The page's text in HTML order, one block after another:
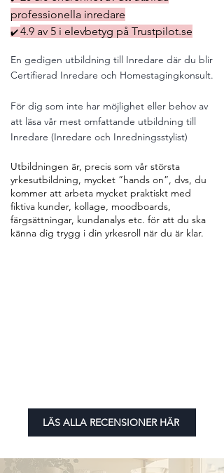
professionella inredare
✔️ 4.9 av 5 i elevbetyg på Trustpilot.se
En gedigen utbildning till Inredare där du blir
Certifierad Inredare och Homestagingkonsult.
För dig som inte har möjlighet eller behov av
att läsa vår mest omfattande utbildning till
Inredare (Inredare och Inredningsstylist)
Utbildningen är, precis som vår största
yrkesutbildning, mycket ”hands on”, dvs, du
kommer att arbeta mycket praktiskt med
fiktiva kunder, kollage, moodboards,
färgsättningar, kundanalys etc. för att du ska
känna dig trygg i din yrkesroll när du är klar.
LÄS ALLA RECENSIONER HÄR